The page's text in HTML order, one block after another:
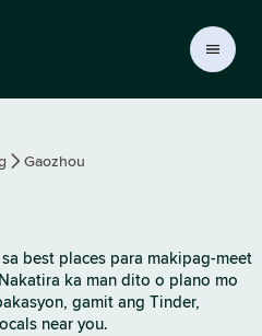
Gaozhou
best places para makipag-meet
ka man dito o plano mo
gamit ang Tinder,
near you.